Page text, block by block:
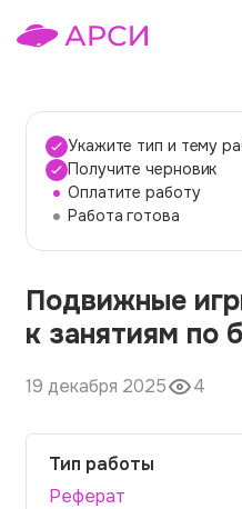
Темы работ
О сервисе
О компании
Наши гарантии
Порядок оплаты
Вопросы и ответы
Отзывы
Контакты
Укажите тип и тему
Получите черновик
Оплатите работу
Работа готова
Подвижные
к занятиям по
19 декабря 2025 4
Тип работы
Реферат